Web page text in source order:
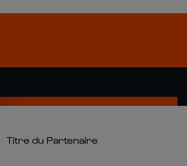
Titre du Partenaire